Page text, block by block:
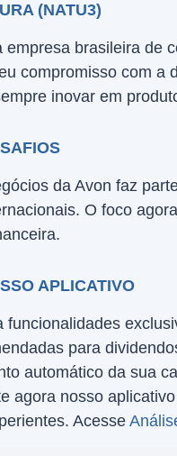
(NATU3)
empresa brasileira de
compromisso com a
inovar em
da Avon faz
O foco
APLICATIVO
funcionalidades
para
automático da sua
agora nosso
Acesse